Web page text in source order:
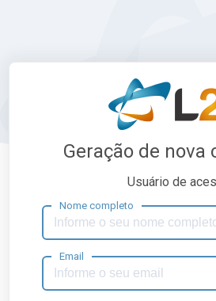
Geração de nova
Usuário de
Nome completo
Email